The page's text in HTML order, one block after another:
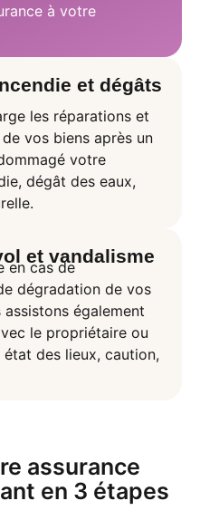
à votre
et dégâts
les réparations et
vos biens après un
votre
dégât des eaux,
et vandalisme
en cas de
dégradation de vos
également
le propriétaire ou
des lieux, caution,
assurance
en 3 étapes